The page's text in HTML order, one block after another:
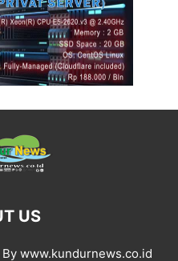
US
www.kundurnews.co.id